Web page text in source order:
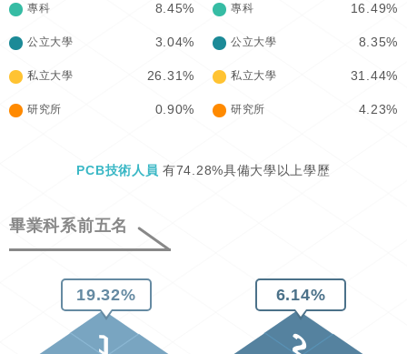
專科 8.45% 專科 16.49%
公立大學 3.04% 公立大學 8.35%
私立大學 26.31% 私立大學 31.44%
研究所 0.90% 研究所 4.23%
PCB技術人員 有74.28%具備大學以上學歷
畢業科系前五名
19.32% 6.14%